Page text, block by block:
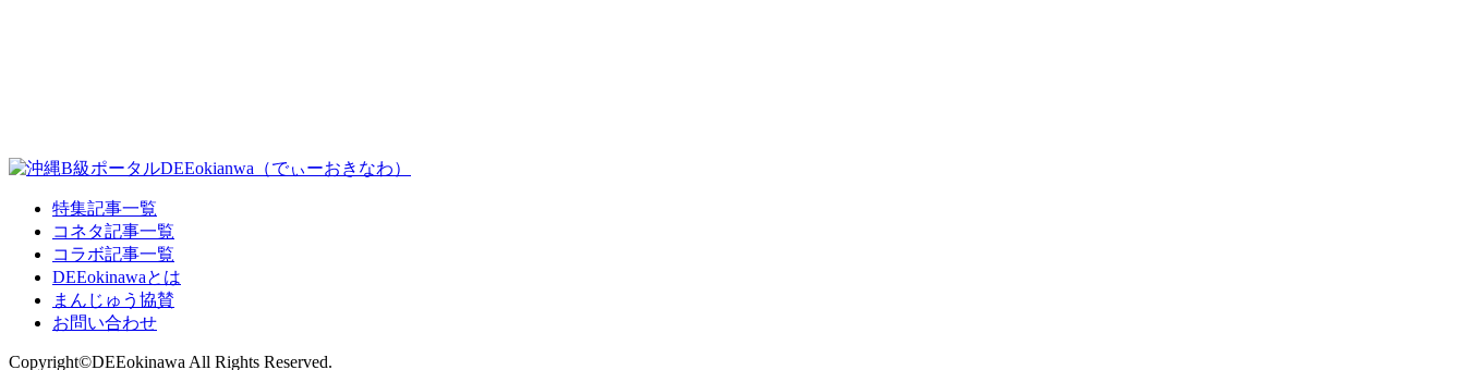
特集記事一覧
コネタ記事一覧
コラボ記事一覧
DEEokinawaとは
まんじゅう協賛
お問い合わせ
Copyright©DEEokinawa All Rights Reserved.